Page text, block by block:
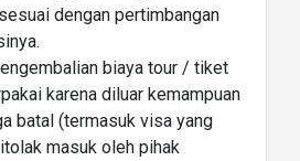
dengan pertimbangan
biaya tour / tiket
karena diluar kemampuan
batal (termasuk visa yang
masuk oleh pihak